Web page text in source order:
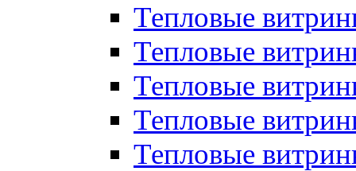
Тепловые
Тепловые
Тепловые
Тепловые
Тепловые